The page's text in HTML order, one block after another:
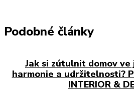
Podobné články
Jak si zútulnit domov ve
harmonie a udržitelnosti?
INTERIOR &